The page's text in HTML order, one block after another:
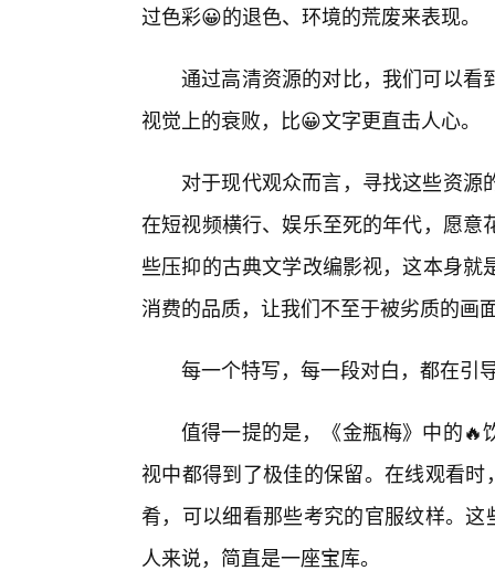
过色彩😀的退色、环境的荒废来表现。
通过高清资源的对比，我们可以看
视觉上的衰败，比😀文字更直击人心。
对于现代观众而言，寻找这些资
在短视频横行、娱乐至死的年代，愿
些压抑的古典文学改编影视，这本身
消费的品质，让我们不至于被劣质的画
每一个特写，每一段对白，都在引
值得一提的是，《金瓶梅》中的🔥
视中都得到了极佳的保留。在线观看
肴，可以细看那些考究的官服纹样。
人来说，简直是一座宝库。